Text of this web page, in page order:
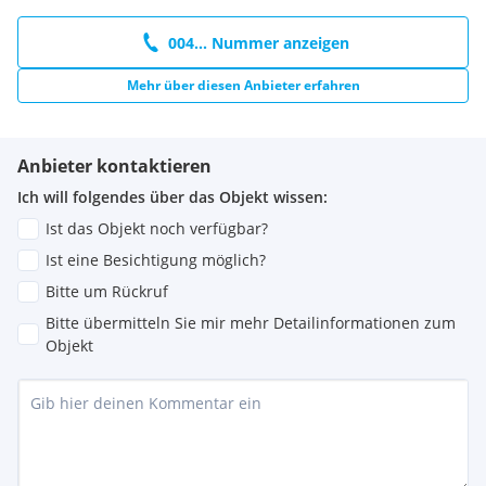
004... Nummer anzeigen
Mehr über diesen Anbieter erfahren
Anbieter kontaktieren
Ich will folgendes über das Objekt wissen:
Ist das Objekt noch verfügbar?
Ist eine Besichtigung möglich?
Bitte um Rückruf
Bitte übermitteln Sie mir mehr Detailinformationen zum
Objekt